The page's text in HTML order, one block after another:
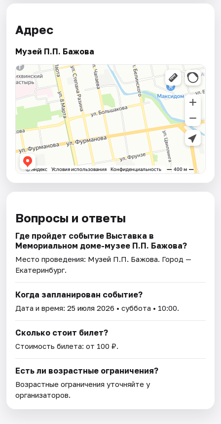
Адрес
Музей П.П. Бажова
Вопросы и ответы
Где пройдет событие Выставка в
Мемориальном доме-музее П.П. Бажова?
Место проведения: Музей П.П. Бажова. Город —
Екатеринбург.
Когда запланирован событие?
Дата и время:25 июля 2026 • суббота • 10:00.
Сколько стоит билет?
Стоимость билета: от 100 ₽.
Есть ли возрастные ограничения?
Возрастные ограничения уточняйте у
организаторов.